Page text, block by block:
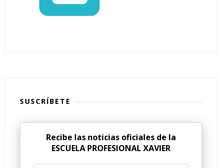
SUSCRÍBETE
Recibe las noticias oficiales de la
ESCUELA PROFESIONAL XAVIER